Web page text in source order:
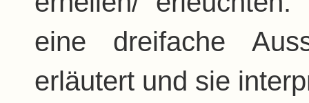
eine dreifache
erläutert und sie